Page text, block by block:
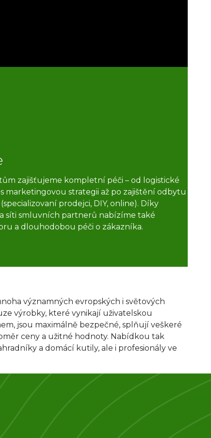
zajišťujeme kompletní péči – od logistické
marketingovou strategii až po zajištění odbytu
prodejci, DIY, online). Díky
síti smluvních partnerů nabízíme také
a dlouhodobou péči o zákazníka.
významných evropských i světových
výrobky, které vynikají uživatelskou
jsou maximálně bezpečné, splňují veškeré
ceny a užitné hodnoty. Nabídkou tak
a domácí kutily, ale i profesionály ve